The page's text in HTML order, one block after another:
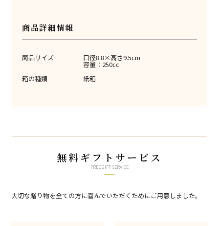
商品詳細情報
商品サイズ 口径8.8×高さ9.5cm
容量：250cc
箱の種類
紙箱
無料ギフトサービス
FREE GIFT SERVICE
大切な贈り物を全ての方に喜んでいただくためにご用意しました。